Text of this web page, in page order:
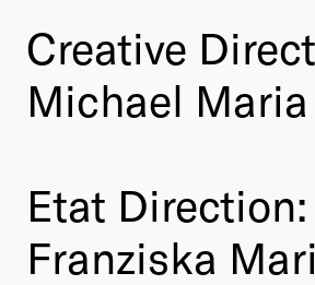
Creative
Michael
Etat Direction:
Franziska